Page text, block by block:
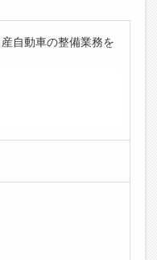
自動車の整備業務を